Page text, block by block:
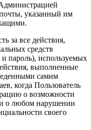
указанный им
за все действия,
средств
пароль), используемых
выполненные
самим
когда Пользователь
о возможности
о любом нарушении
своего